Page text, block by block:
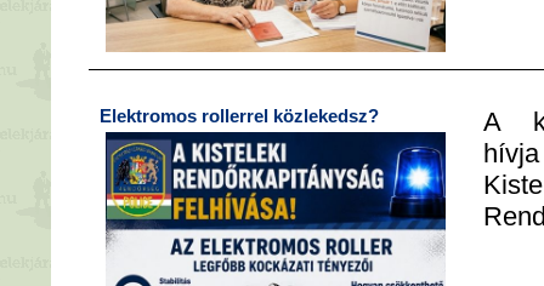
Elektromos rollerrel közlekedsz?
A